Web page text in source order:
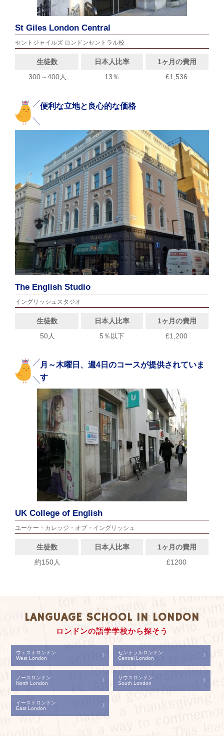
St Giles London Central
セントジャイルズ ロンドンセントラル校
生徒数 日本人比率
1ヶ月の費用
300～400人
13％ £1,536
便利な立地と良心的な価格
The English Studio
イングリッシュスタジオ
生徒数 日本人比率
1ヶ月の費用
50人
5％以下 £1,200
月～木曜日、週4日のコースが提供されていま
す
UK College of English
ユーケー・カレッジ・オブ・イングリッシュ
生徒数 日本人比率
1ヶ月の費用
約150人
£1200
LANGUAGE SCHOOL IN LONDON
ロンドンの語学学校から探そう
ウェストロンドン
West London
セントラルロンドン
Central London
ノースロンドン
North London
サウスロンドン
South London
イーストロンドン
East London